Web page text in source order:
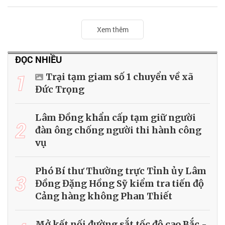
Xem thêm
ĐỌC NHIỀU
1
Trại tạm giam số 1 chuyển về xã
Đức Trọng
2
Lâm Đồng khẩn cấp tạm giữ người
đàn ông chống người thi hành công
vụ
3
Phó Bí thư Thường trực Tỉnh ủy Lâm
Đồng Đặng Hồng Sỹ kiểm tra tiến độ
Cảng hàng không Phan Thiết